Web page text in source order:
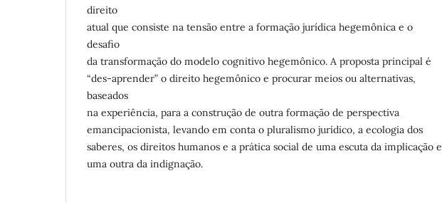
direito
atual que consiste na tensão entre a formação jurídica hegemônica e o
desafio
da transformação do modelo cognitivo hegemônico. A proposta principal é
“des-aprender” o direito hegemônico e procurar meios ou alternativas,
baseados
na experiência, para a construção de outra formação de perspectiva
emancipacionista, levando em conta o pluralismo jurídico, a ecologia dos
saberes, os direitos humanos e a prática social de uma escuta da implicação e
uma outra da indignação.